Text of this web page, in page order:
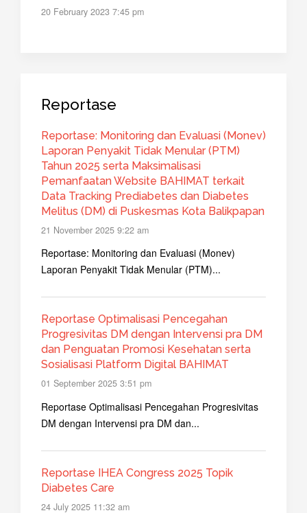
20 February 2023 7:45 pm
Reportase
Reportase: Monitoring dan Evaluasi (Monev)
Laporan Penyakit Tidak Menular (PTM)
Tahun 2025 serta Maksimalisasi
Pemanfaatan Website BAHIMAT terkait
Data Tracking Prediabetes dan Diabetes
Melitus (DM) di Puskesmas Kota Balikpapan
21 November 2025 9:22 am
Reportase: Monitoring dan Evaluasi (Monev)
Laporan Penyakit Tidak Menular (PTM)...
Reportase Optimalisasi Pencegahan
Progresivitas DM dengan Intervensi pra DM
dan Penguatan Promosi Kesehatan serta
Sosialisasi Platform Digital BAHIMAT
01 September 2025 3:51 pm
Reportase Optimalisasi Pencegahan Progresivitas
DM dengan Intervensi pra DM dan...
Reportase IHEA Congress 2025 Topik
Diabetes Care
24 July 2025 11:32 am